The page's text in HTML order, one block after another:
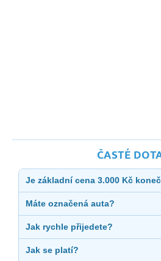
ČASTÉ
Je základní cena 3.000 Kč
Máte označená auta?
Jak rychle přijedete?
Jak se platí?